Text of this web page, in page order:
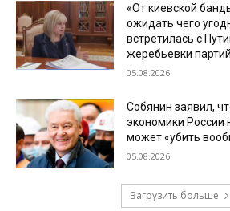
«От киевской
ожидать чего
встретилась с
жеребьевки партий
05.08.2026
Собянин заявил,
экономики России
может «убить
05.08.2026
Загрузить больше